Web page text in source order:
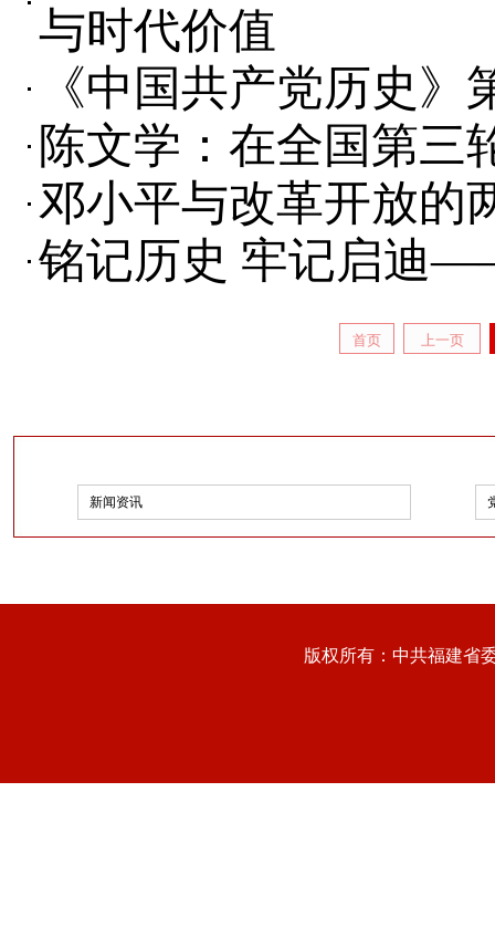
与时代价值
《中国共产党历史
陈文学：在全国第三
邓小平与改革开放的
铭记历史 牢记启迪
首页 上一页
新闻资讯
版权所有：中共福建省